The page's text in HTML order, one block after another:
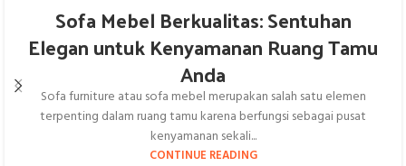
Sofa Mebel Berkualitas: Sentuhan
Elegan untuk Kenyamanan Ruang Tamu
Anda
Sofa furniture atau sofa mebel merupakan salah satu elemen
terpenting dalam ruang tamu karena berfungsi sebagai pusat
kenyamanan sekali...
CONTINUE READING